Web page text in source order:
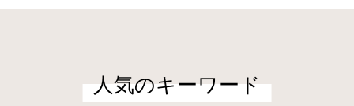
人気のキーワード